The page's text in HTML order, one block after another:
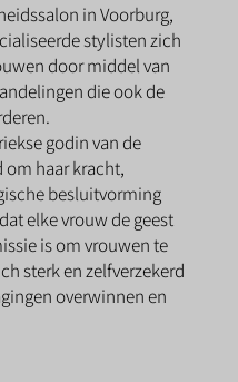
in Voorburg,
stylisten zich
door middel van
die ook de
godin van de
haar kracht,
besluitvorming
elke vrouw de geest
is om vrouwen te
sterk en zelfverzekerd
overwinnen en